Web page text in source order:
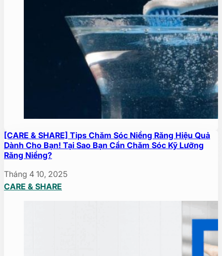
[CARE & SHARE] Tips Chăm Sóc Niềng Răng Hiệu Quả
Dành Cho Bạn! Tại Sao Bạn Cần Chăm Sóc Kỹ Lưỡng
Răng Niềng?
Tháng 4 10, 2025
CARE & SHARE